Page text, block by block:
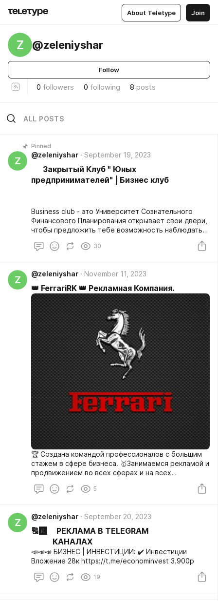
About Teletype Join
Z @zeleniyshar
Follow
0 followers 0 following 8 posts
ALL POSTS
Pinned
Z
@zeleniyshar September 19, 2023
Закрытый Клуб " Юных
предпринимателей" | Бизнес клуб
Business club - это Университет Сознательного
Финансового Планирования открывает свои двери,
чтобы предложить тебе возможность наблюдать
30
Z
@zeleniyshar November 11, 2023
👑 FerrariRK 👑 Рекламная Компания.
🏆 Создана командой профессионалов с большим
стажем в сфере бизнеса. 🥇Занимаемся рекламой и
продвижением во всех сферах и на всех
площадках, таких как ТВ, Радио, Яндекс, Телеграм,
Вконтакте и тд. 🥈Продвигаем Бизнес Любой
продвижение по вашему бюджету. 🥉Комплексное
продвижение вашего бизнеса! 🚀 Пишите обсудим
https://t.me/Rkbissnes
5
Z
@zeleniyshar September 20, 2023
🔠🅰️ РЕКЛАМА В TELEGRAM
КАНАЛАХ
📣📣📣 БИЗНЕС | ИНВЕСТИЦИИ: ✔️ Инвестиции
Вложение 28к https://t.me/econominvest 3.900р
19